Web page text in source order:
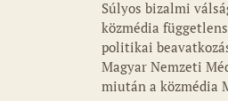
Súlyos bizalmi
közmédia
politikai
Magyar Nemzeti
miután a közmédia